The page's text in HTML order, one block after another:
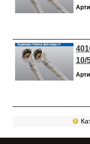
10/